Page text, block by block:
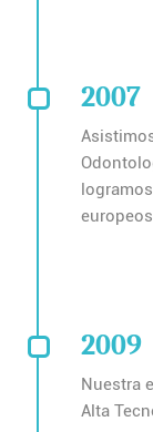
2007
2009
Nuestra
Alta